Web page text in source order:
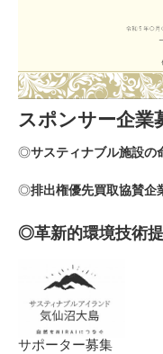
スポンサー企業
◎サスティナブル施設の
◎排出権優先買取協賛企
◎革新的環境技術
サポーター募集